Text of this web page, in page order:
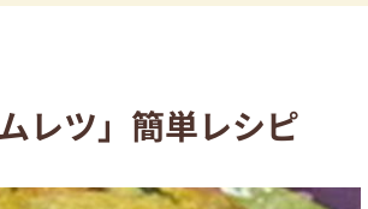
レツ」簡単レシピ